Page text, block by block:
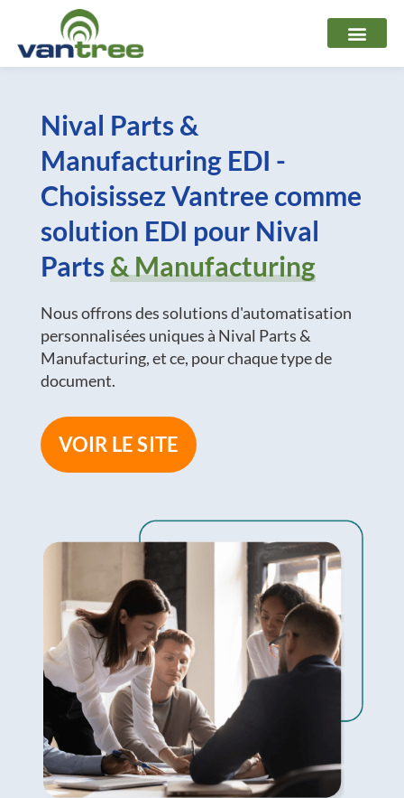
contenu
Nival Parts &
Manufacturing EDI -
Choisissez Vantree comme
solution EDI pour Nival
Parts & Manufacturing
Nous offrons des solutions d'automatisation
personnalisées uniques à Nival Parts &
Manufacturing, et ce, pour chaque type de
document.
VOIR LE SITE